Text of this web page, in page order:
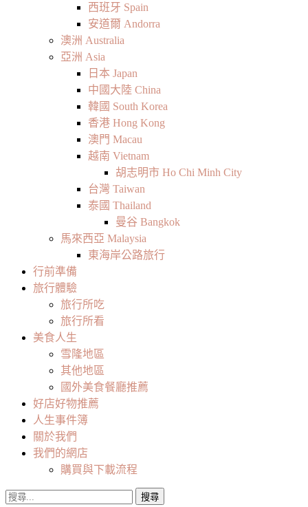
西班牙 Spain
安道爾 Andorra
澳洲 Australia
亞洲 Asia
日本 Japan
中國大陸 China
韓國 South Korea
香港 Hong Kong
澳門 Macau
越南 Vietnam
胡志明市 Ho Chi Minh City
台灣 Taiwan
泰國 Thailand
曼谷 Bangkok
馬來西亞 Malaysia
東海岸公路旅行
行前準備
旅行體驗
旅行所吃
旅行所看
美食人生
雪隆地區
其他地區
國外美食餐廳推薦
好店好物推薦
人生事件簿
關於我們
我們的網店
購買與下載流程
搜